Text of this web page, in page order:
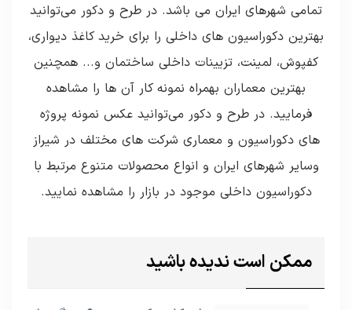
تمامی شهرهای ایران می باشد. در طرح و دکور می‌توانید
بهترین دکوراسیون های داخلی را برای خرید کاغذ دیواری،
کفپوش، لمینت، تزیینات داخلی ساختمان و... همچنین
بهترین معماران بهمراه نمونه کار آن ها را مشاهده
فرمایید. در طرح و دکور می‌توانید عکس نمونه پروژه
های دکوراسیون و معماری شرکت های مختلف در شیراز
وسایر شهرهای ایران و انواع محصولات متنوع مرتبط با
دکوراسیون داخلی موجود در بازار را مشاهده نمایید.
ممکن است ندیده باشید